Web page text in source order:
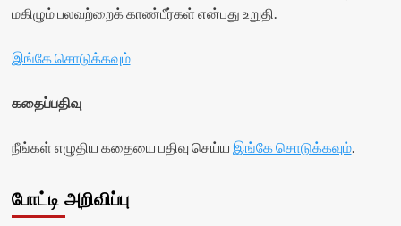
மகிழும் பலவற்றைக் காண்பீர்கள் என்பது உறுதி.
இங்கே சொடுக்கவும்
கதைப்பதிவு
நீங்கள் எழுதிய கதையை பதிவு செய்ய இங்கே சொடுக்கவும்.
போட்டி அறிவிப்பு